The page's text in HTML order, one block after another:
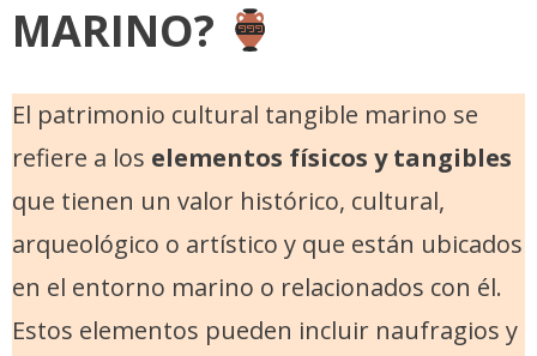
MARINO?
El patrimonio cultural tangible marino se
refiere a los elementos físicos y tangibles
que tienen un valor histórico, cultural,
arqueológico o artístico y que están ubicados
en el entorno marino o relacionados con él.
Estos elementos pueden incluir naufragios y